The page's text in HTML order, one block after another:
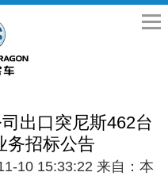
出口突尼斯462台
务招标公告
10 15:33:22 来自：本